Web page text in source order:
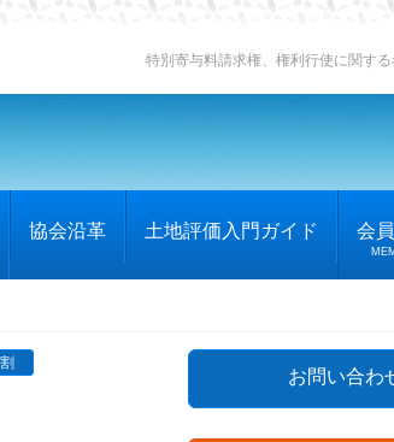
特別寄与料請求権、権利行使に関す
協会沿革 土地評価入門ガイド 会
お問い合わ